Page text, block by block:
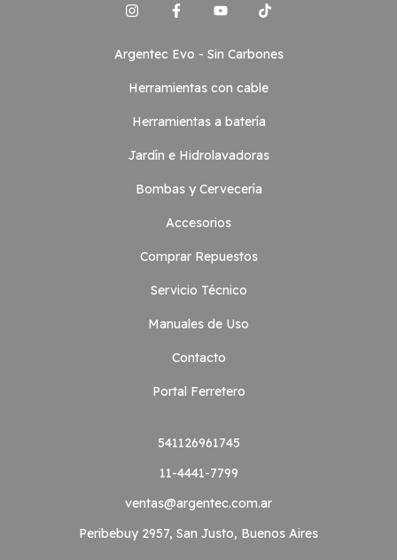
Argentec Evo - Sin Carbones
Herramientas con cable
Herramientas a batería
Jardín e Hidrolavadoras
Bombas y Cervecería
Accesorios
Comprar Repuestos
Servicio Técnico
Manuales de Uso
Contacto
Portal Ferretero
541126961745
11-4441-7799
ventas@argentec.com.ar
Peribebuy 2957, San Justo, Buenos Aires